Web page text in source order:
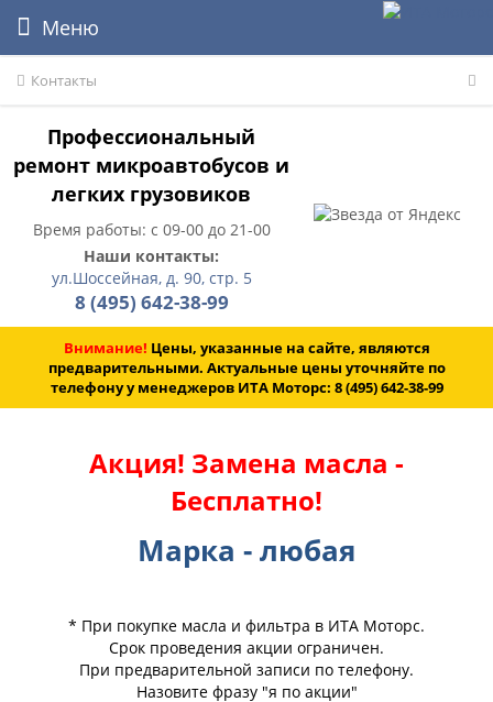
Контакты
Профессиональный
ремонт микроавтобусов и
легких грузовиков
Время работы: с 09-00 до 21-00
Наши контакты:
ул.Шоссейная, д. 90, стр. 5
8 (495) 642-38-99
Меню
Внимание! Цены, указанные на сайте, являются
предварительными. Актуальные цены уточняйте по
телефону у менеджеров ИТА Моторс: 8 (495) 642-38-99
Акция! Замена масла -
Бесплатно!
Марка - любая
* При покупке масла и фильтра в ИТА Моторс.
Срок проведения акции ограничен.
При предварительной записи по телефону.
Назовите фразу "я по акции"